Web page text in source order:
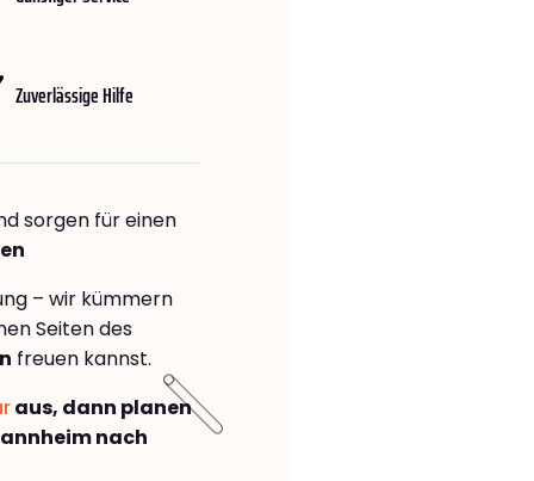
Zuverlässige Hilfe
sorgen für einen
– wir kümmern
Seiten des
freuen kannst.
aus, dann planen
nach